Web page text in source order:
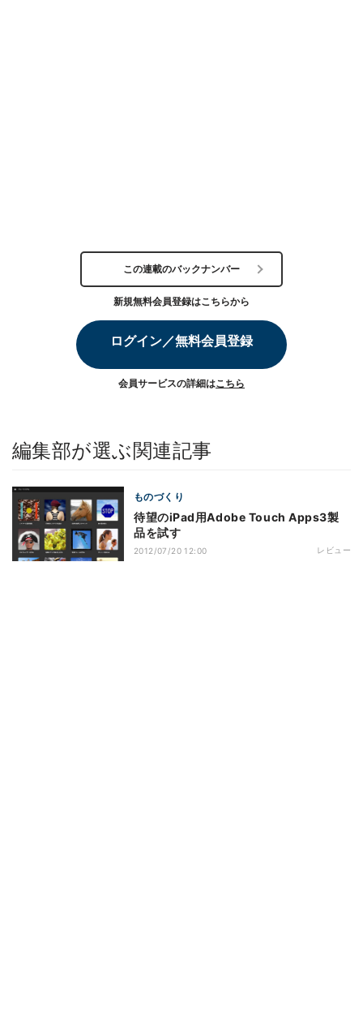
この連載のバックナンバー
新規無料会員登録はこちらから
ログイン／無料会員登録
会員サービスの詳細はこちら
編集部が選ぶ関連記事
ものづくり
待望のiPad用Adobe Touch Apps3製
品を試す
2012/07/20 12:00 レビュー